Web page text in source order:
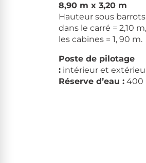
8,90 m x 3,20 m
Hauteur sous
dans le carré = 2,10
les cabines = 1, 90 m.
Poste de pilotage
: intérieur et
Réserve d’eau : 400